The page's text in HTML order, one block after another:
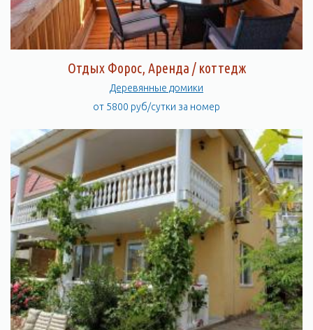
Отдых Форос, Аренда / коттедж
Деревянные домики
от 5800 руб/сутки за номер